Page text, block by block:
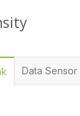
Data Sensor